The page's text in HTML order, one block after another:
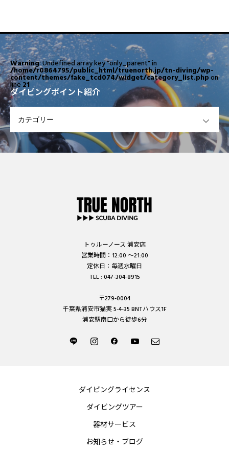
Warning: Undefined array key "only_parent" in
/home/r0864795/public_html/truenorth.jp/tn-diving/wp-
content/themes/fake_tcd074/widget/category_list.php on
line 21
ダイビングポイント紹介
トゥルーノース 浦安店
営業時間：12:00 ～21:00
定休日：毎週水曜日
TEL : 047-304-8915
〒279-0004
千葉県浦安市猫実 5-4-35 BNTハウス1F
浦安駅南口から徒歩6分
ダイビングライセンス
ダイビングツアー
器材サービス
お知らせ・ブログ